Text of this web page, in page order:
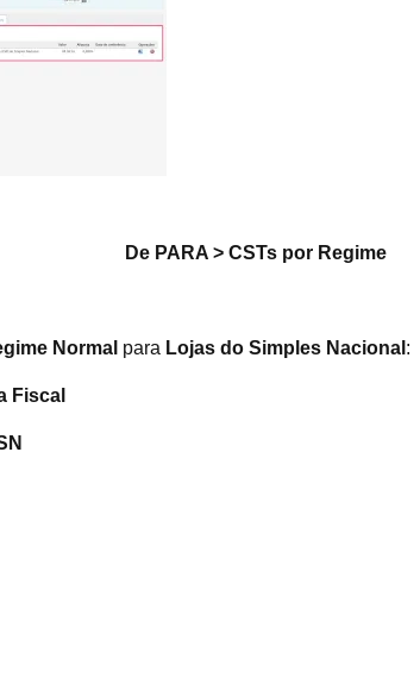
De PARA > CSTs por Regime
Normal para Lojas do Simples Nacional :